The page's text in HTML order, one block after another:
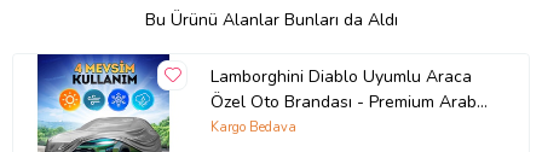
Bu Ürünü Alanlar Bunları da Aldı
Lamborghini Diablo Uyumlu Araca
Özel Oto Brandası - Premium Araba
Örtüsü Parça (Çok Renkli)
Kargo Bedava